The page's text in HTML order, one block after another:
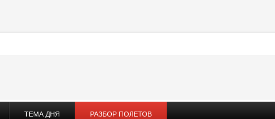
ТЕМА ДНЯ РАЗБОР ПОЛЕТОВ